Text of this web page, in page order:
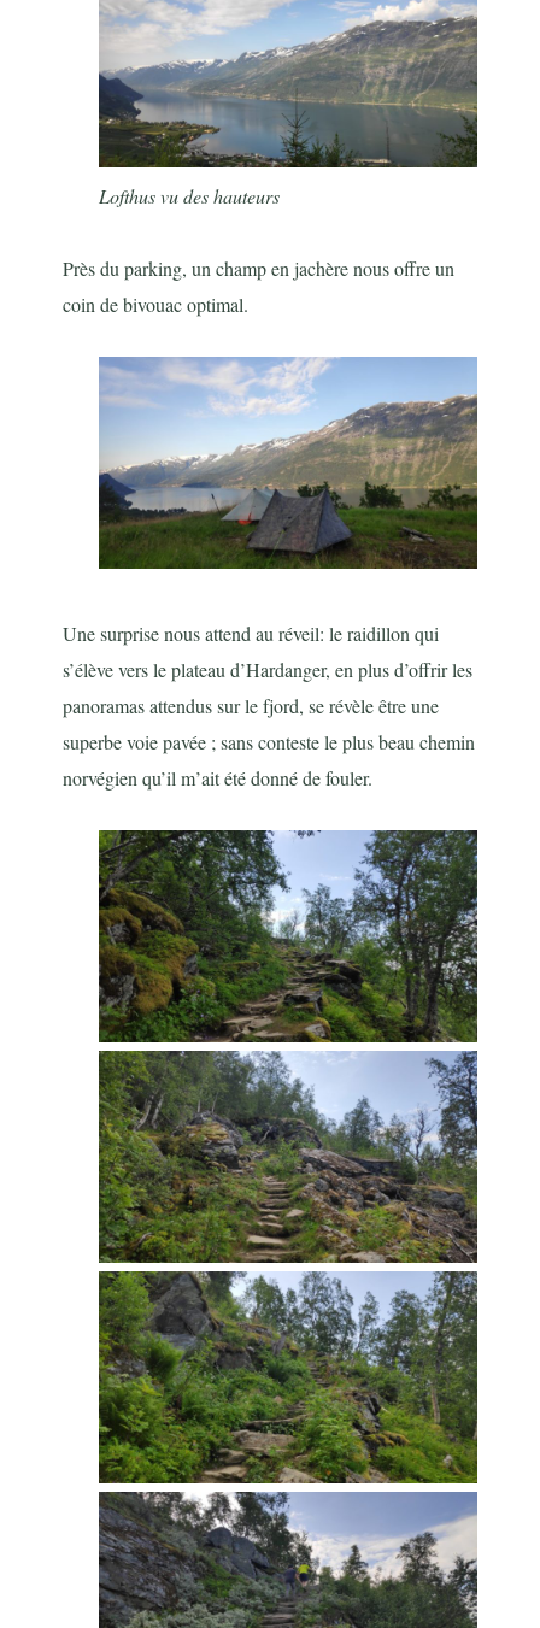
Lofthus vu des hauteurs
Près du parking, un champ en jachère nous offre un
coin de bivouac optimal.
Une surprise nous attend au réveil: le raidillon qui
s’élève vers le plateau d’Hardanger, en plus d’offrir les
panoramas attendus sur le fjord, se révèle être une
superbe voie pavée ; sans conteste le plus beau chemin
norvégien qu’il m’ait été donné de fouler.